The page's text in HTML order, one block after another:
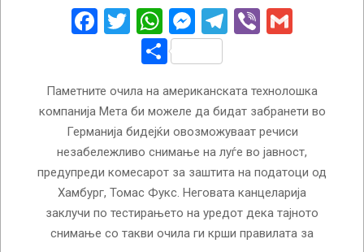
Facebook
Twitter
WhatsApp
Messenger
Telegram
Viber
Share
Паметните очила на американската технолошка
компанија Мета би можеле да бидат забранети во
Германија бидејќи овозможуваат речиси
незабележливо снимање на луѓе во јавност,
предупреди комесарот за заштита на податоци од
Хамбург, Томас Фукс. Неговата канцеларија
заклучи по тестирањето на уредот дека тајното
снимање со такви очила ги крши правилата за